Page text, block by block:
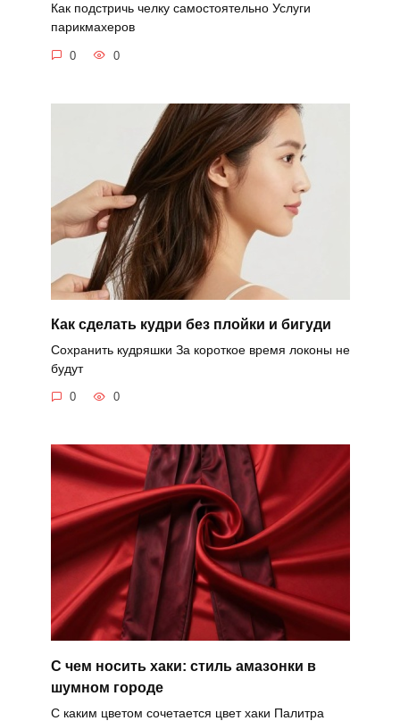
Как подстричь челку самостоятельно Услуги
парикмахеров
0 0
Как сделать кудри без плойки и бигуди
Сохранить кудряшки За короткое время локоны не
будут
0 0
С чем носить хаки: стиль амазонки в
шумном городе
С каким цветом сочетается цвет хаки Палитра